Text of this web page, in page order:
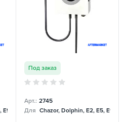
E9, Mercedes
Под заказ
Арт.: 2745
Для Chazor, Dolphin, E2, E5, E9,